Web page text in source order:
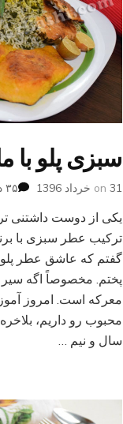
سبزی پلو با
on 31 خرداد 1396 ۳۵ دیدگاه
یکی از دوست داشتنی
ترکیب عطر سبزی با
گفتم که عاشق عطر
پختم. مخصوصاً اگه سیر
معرکه است. امروز
محبوب رو داریم،
سال و نیم …